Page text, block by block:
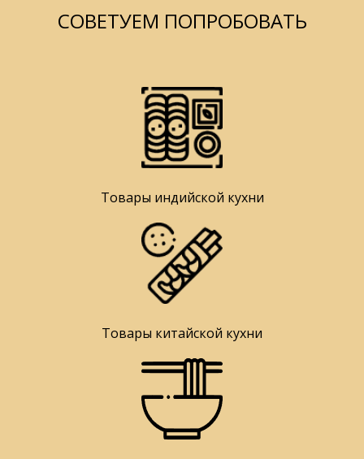
СОВЕТУЕМ ПОПРОБОВАТЬ
Товары индийской кухни
Товары китайской кухни